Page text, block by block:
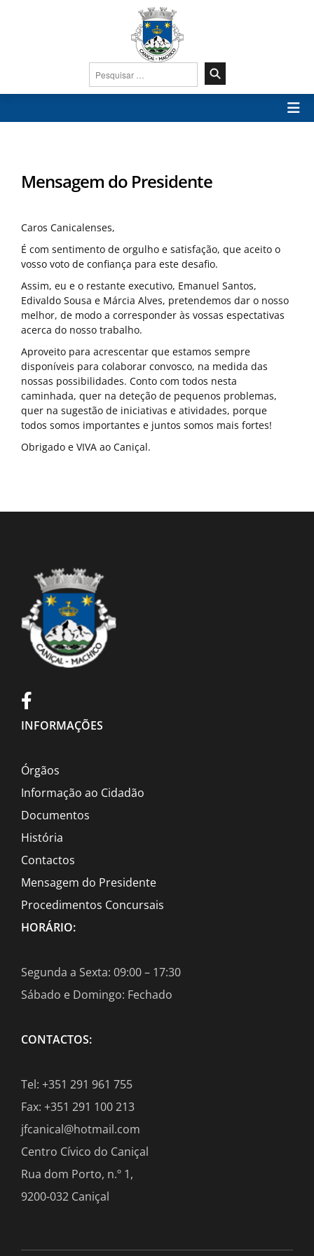
Pesquisar
por:
Mensagem do Presidente
Caros Canicalenses,
É com sentimento de orgulho e satisfação, que aceito o
vosso voto de confiança para este desafio.
Assim, eu e o restante executivo, Emanuel Santos,
Edivaldo Sousa e Márcia Alves, pretendemos dar o nosso
melhor, de modo a corresponder às vossas espectativas
acerca do nosso trabalho.
Aproveito para acrescentar que estamos sempre
disponíveis para colaborar convosco, na medida das
nossas possibilidades. Conto com todos nesta
caminhada, quer na deteção de pequenos problemas,
quer na sugestão de iniciativas e atividades, porque
todos somos importantes e juntos somos mais fortes!
Obrigado e VIVA ao Caniçal.
INFORMAÇÕES
Órgãos
Informação ao Cidadão
Documentos
História
Contactos
Mensagem do Presidente
Procedimentos Concursais
HORÁRIO:
Segunda a Sexta: 09:00 – 17:30
Sábado e Domingo: Fechado
CONTACTOS:
Tel: +351 291 961 755
Fax: +351 291 100 213
jfcanical@hotmail.com
Centro Cívico do Caniçal
Rua dom Porto, n.º 1,
9200-032 Caniçal